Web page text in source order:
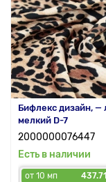
Бифлекс дизайн, —
мелкий D-7
2000000076447
Есть в наличии
от 10 мп